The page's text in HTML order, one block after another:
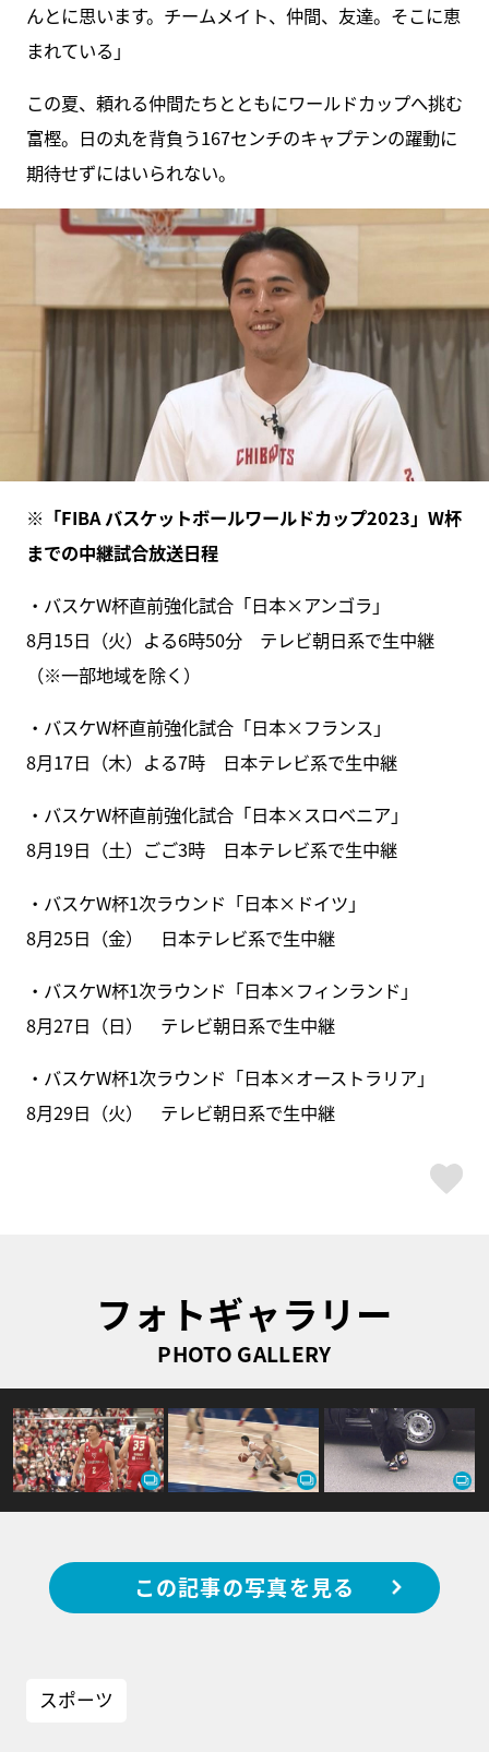
んとに思います。チームメイト、仲間、友達。そこに恵
まれている」
この夏、頼れる仲間たちとともにワールドカップへ挑む
富樫。日の丸を背負う167センチのキャプテンの躍動に
期待せずにはいられない。
※「FIBA バスケットボールワールドカップ2023」W杯
までの中継試合放送日程
・バスケW杯直前強化試合「日本×アンゴラ」
8月15日（火）よる6時50分 テレビ朝日系で生中継
（※一部地域を除く）
・バスケW杯直前強化試合「日本×フランス」
8月17日（木）よる7時 日本テレビ系で生中継
・バスケW杯直前強化試合「日本×スロベニア」
8月19日（土）ごご3時 日本テレビ系で生中継
・バスケW杯1次ラウンド「日本×ドイツ」
8月25日（金） 日本テレビ系で生中継
・バスケW杯1次ラウンド「日本×フィンランド」
8月27日（日） テレビ朝日系で生中継
・バスケW杯1次ラウンド「日本×オーストラリア」
8月29日（火） テレビ朝日系で生中継
フォトギャラリー
PHOTO GALLERY
この記事の写真を見る
スポーツ